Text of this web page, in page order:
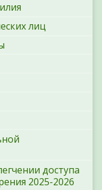
лиц
доступа
2025-2026